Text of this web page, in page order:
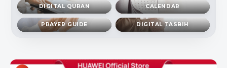
DIGITAL QURAN CALENDAR
PRAYER GUIDE DIGITAL TASBIH